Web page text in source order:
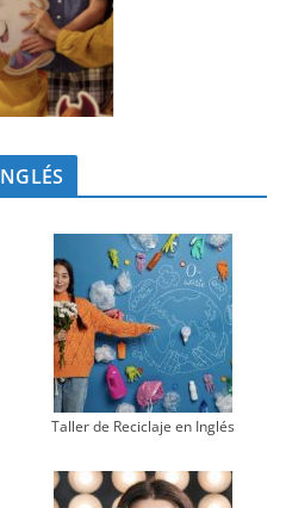
Taller de Reciclaje en Inglés